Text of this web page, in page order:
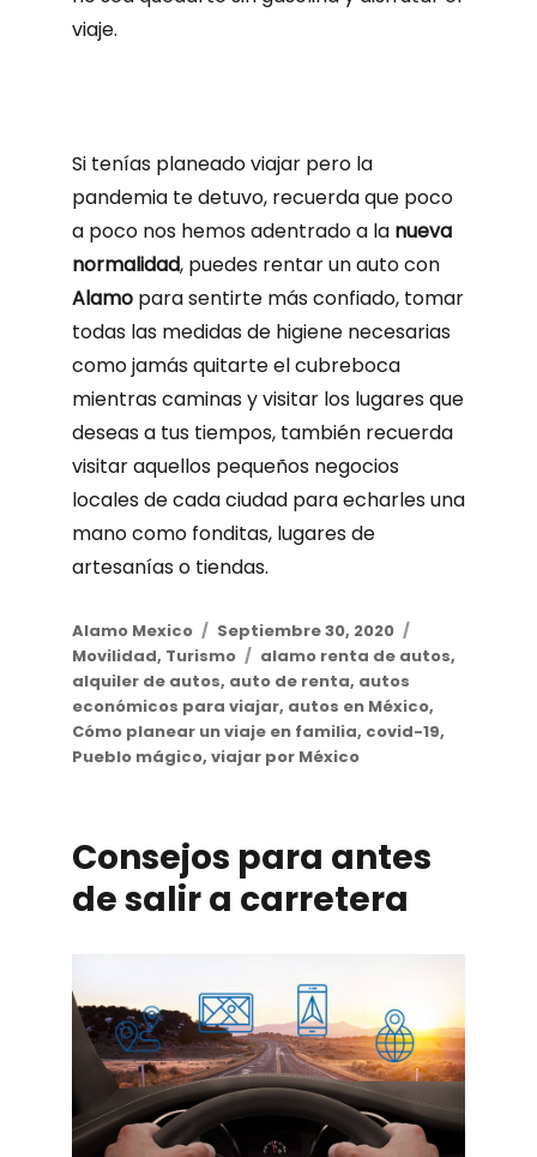
viaje.
Si tenías planeado viajar pero la
pandemia te detuvo, recuerda que poco
a poco nos hemos adentrado a la nueva
normalidad, puedes rentar un auto con
Alamopara sentirte más confiado, tomar
todas las medidas de higiene necesarias
como jamás quitarte el cubreboca
mientras caminas y visitar los lugares que
deseas a tus tiempos, también recuerda
visitar aquellos pequeños negocios
locales de cada ciudad para echarles una
mano como fonditas, lugares de
artesanías o tiendas.
Author
Alamo Mexico
Posted
on
Septiembre 30, 2020
Movilidad, Turismo Tags
alamo renta de autos,
alquiler de autos, auto de renta, autos
económicos para viajar, autos en México,
Cómo planear un viaje en familia, covid-19,
Pueblo mágico, viajar por México
Consejos para antes
de salir a carretera